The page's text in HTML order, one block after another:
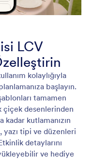
LCV
kolaylığıyla
başlayın.
tamamen
desenlerinden
kadar kutlamanızın
yazı tipi ve düzenleri
detaylarını
ve hediye